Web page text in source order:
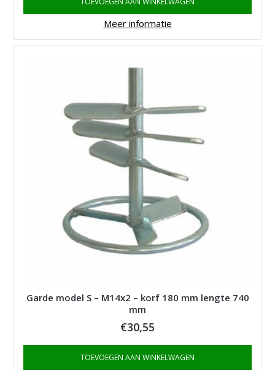
Meer informatie
Garde model S – M14x2 – korf 180 mm lengte 740
mm
€30,55
TOEVOEGEN AAN WINKELWAGEN